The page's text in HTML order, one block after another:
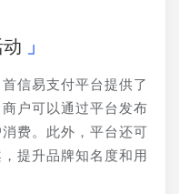
信易支付平台提供了
户可以通过平台发布
费。此外，平台还可
提升品牌知名度和用